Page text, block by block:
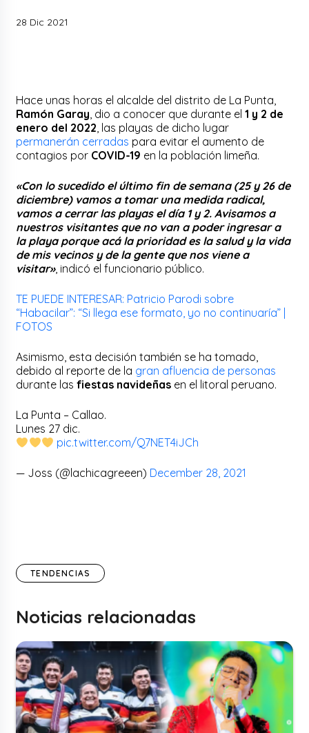
28 Dic 2021
Hace unas horas el alcalde del distrito de La Punta,
Ramón Garay , dio a conocer que durante el1 y 2 de
enero del 2022 , las playas de dicho lugar
permanerán cerradas para evitar el aumento de
contagios por COVID-19 en la población limeña.
«Con lo sucedido el último fin de semana (25 y 26 de
diciembre) vamos a tomar una medida radical,
vamos a cerrar las playas el día 1 y 2. Avisamos a
nuestros visitantes que no van a poder ingresar a
la playa porque acá la prioridad es la salud y la vida
de mis vecinos y de la gente que nos viene a
visitar», indicó el funcionario público.
TE PUEDE INTERESAR: Patricio Parodi sobre
“Habacilar”: “Si llega ese formato, yo no continuaría” |
FOTOS
Asimismo, esta decisión también se ha tomado,
debido al reporte de la gran afluencia de personas
durante lasfiestas navideñas en el litoral peruano.
La Punta – Callao.
Lunes 27 dic.
pic.twitter.com/Q7NET4iJCh
— Joss (@lachicagreeen) December 28, 2021
TENDENCIAS
Noticias relacionadas